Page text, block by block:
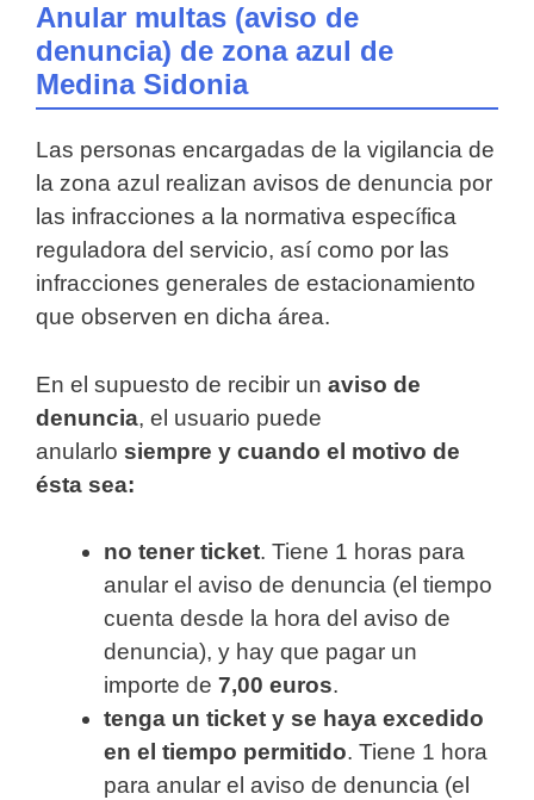
Anular multas (aviso de
denuncia) de zona azul de
Medina Sidonia
Las personas encargadas de la vigilancia de
la zona azul realizan avisos de denuncia por
las infracciones a la normativa específica
reguladora del servicio, así como por las
infracciones generales de estacionamiento
que observen en dicha área.
En el supuesto de recibir un aviso de
denuncia, el usuario puede
anularlo siempre y cuando el motivo de
ésta sea:
no tener ticket. Tiene 1 horas para
anular el aviso de denuncia (el tiempo
cuenta desde la hora del aviso de
denuncia), y hay que pagar un
importe de 7,00 euros.
tenga un ticket y se haya excedido
en el tiempo permitido. Tiene 1 hora
para anular el aviso de denuncia (el